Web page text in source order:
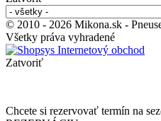
© 2010 - 2026 Mikona.sk -
Všetky práva vyhradené
Zatvoriť
Chcete si rezervovať termín na